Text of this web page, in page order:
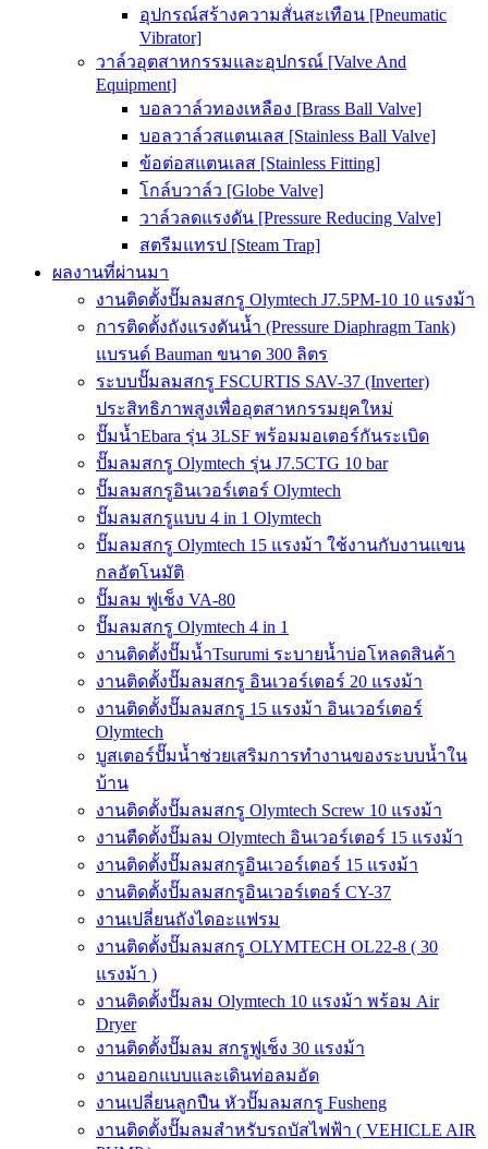
อุปกรณ์สร้างความสั่นสะเทือน [Pneumatic
Vibrator]
วาล์วอุตสาหกรรมและอุปกรณ์ [Valve And
Equipment]
บอลวาล์วทองเหลือง [Brass Ball Valve]
บอลวาล์วสแตนเลส [Stainless Ball Valve]
ข้อต่อสแตนเลส [Stainless Fitting]
โกล์บวาล์ว [Globe Valve]
วาล์วลดแรงดัน [Pressure Reducing Valve]
สตรีมแทรป [Steam Trap]
ผลงานที่ผ่านมา
งานติดตั้งปั๊มลมสกรู Olymtech J7.5PM-10 10 แรงม้า
การติดตั้งถังแรงดันน้ำ (Pressure Diaphragm Tank)
แบรนด์ Bauman ขนาด 300 ลิตร
ระบบปั๊มลมสกรู FSCURTIS SAV-37 (Inverter)
ประสิทธิภาพสูงเพื่ออุตสาหกรรมยุคใหม่
ปั๊มน้ำEbara รุ่น 3LSF พร้อมมอเตอร์กันระเบิด
ปั๊มลมสกรู Olymtech รุ่น J7.5CTG 10 bar
ปั๊มลมสกรูอินเวอร์เตอร์ Olymtech
ปั๊มลมสกรูแบบ 4 in 1 Olymtech
ปั๊มลมสกรู Olymtech 15 แรงม้า ใช้งานกับงานแขน
กลอัตโนมัติ
ปั๊มลม ฟูเช็ง VA-80
ปั๊มลมสกรู Olymtech 4 in 1
งานติดตั้งปั๊มน้ำTsurumi ระบายน้ำบ่อโหลดสินค้า
งานติดตั้งปั๊มลมสกรู อินเวอร์เตอร์ 20 แรงม้า
งานติดตั้งปั๊มลมสกรู 15 แรงม้า อินเวอร์เตอร์
Olymtech
บูสเตอร์ปั๊มน้ำช่วยเสริมการทำงานของระบบน้ำใน
บ้าน
งานติดตั้งปั๊มลมสกรู Olymtech Screw 10 แรงม้า
งานตืดตั้งปั๊มลม Olymtech อินเวอร์เตอร์ 15 แรงม้า
งานติดตั้งปั๊มลมสกรูอินเวอร์เตอร์ 15 แรงม้า
งานติดตั้งปั๊มลมสกรูอินเวอร์เตอร์ CY-37
งานเปลี่ยนถังไดอะแฟรม
งานติดตั้งปั๊มลมสกรู OLYMTECH OL22-8 ( 30
แรงม้า )
งานติดตั้งปั๊มลม Olymtech 10 แรงม้า พร้อม Air
Dryer
งานติดตั้งปั๊มลม สกรูฟูเช็ง 30 แรงม้า
งานออกแบบและเดินท่อลมอัด
งานเปลี่ยนลูกปืน หัวปั๊มลมสกรู Fusheng
งานติดตั้งปั๊มลมสำหรับรถบัสไฟฟ้า ( VEHICLE AIR